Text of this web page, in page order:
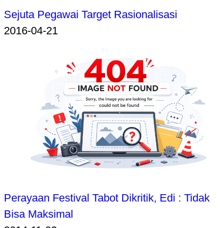
Sejuta Pegawai Target Rasionalisasi
2016-04-21
Perayaan Festival Tabot Dikritik, Edi : Tidak
Bisa Maksimal